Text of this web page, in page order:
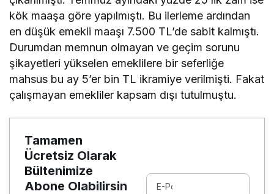
kök maaşa göre yapılmıştı. Bu ilerleme ardından
en düşük emekli maaşı 7.500 TL’de sabit kalmıştı.
Durumdan memnun olmayan ve geçim sorunu
şikayetleri yükselen emeklilere bir seferliğe
mahsus bu ay 5’er bin TL ikramiye verilmişti. Fakat
çalışmayan emekliler kapsam dışı tutulmuştu.
Tamamen
Ücretsiz Olarak
Bültenimize
Abone Olabilirsin